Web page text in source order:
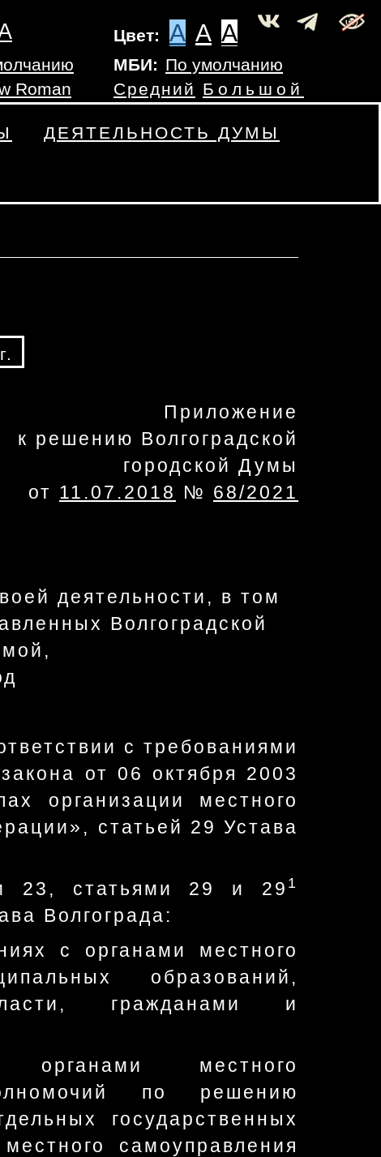
Цвет: A A A
Roman
МБИ: По умолчанию
Средний Большой
ДЕЯТЕЛЬНОСТЬ ДУМЫ
Приложение
к решению Волгоградской
городской Думы
от 11.07.2018 № 68/2021
деятельности, в том
Волгоградской
с требованиями
от 06 октября 2003
организации местного
статьей 29 Устава
23, статьями 29 и 29 1
Волгограда:
с органами местного
образований,
гражданами и
органами местного
по решению
государственных
самоуправления